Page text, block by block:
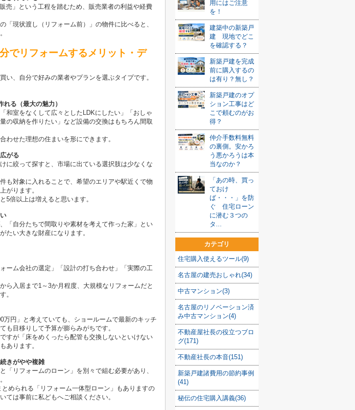
売」という工程を踏むため、販売業者の利益や経費
「現状渡し（リフォーム前）」の物件に比べると、
でリフォームするメリット・デ
い、自分で好みの業者やプランを選ぶタイプです。
る（最大の魅力）
和室をなくして広々としたLDKにしたい」「おしゃ
の収納を作りたい」など設備の交換はもちろん間取
わせた理想の住まいを形にできます。
がる
に絞って探すと、市場に出ている選択肢は少なくな
も対象に入れることで、希望のエリアや駅近くで物
がります。
5倍以上は増えると思います。
「自分たちで間取りや素材を考えて作った家」とい
たい大きな財産になります。
ーム会社の選定」「設計の打ち合わせ」「実際の工
ら入居まで1～3か月程度、大規模なリフォームだと
。
万円」と考えていても、ショールームで最新のキッチ
も目移りして予算が膨らみがちです。
すが「床をめくったら配管も交換しないといけない
あります。
きがやや複雑
「リフォームのローン」を別々で組む必要があり、
められる「リフォーム一体型ローン」もありますの
ては事前に私どもへご相談ください。
用にはご注意
を！
建築中の新築戸
建 現地でどこ
を確認する？
新築戸建を完成
前に購入するの
は有り？無し？
新築戸建のオプ
ション工事はど
こで頼むのがお
得？
仲介手数料無料
の裏側。安かろ
う悪かろうは本
当なのか？
「あの時、買っ
ておけ
ば・・・」を防
ぐ 住宅ローン
に潜む３つの
タ...
カテゴリ
住宅購入使えるツール(9)
名古屋の建売おしゃれ(34)
中古マンション(3)
名古屋のリノベーション済
み中古マンション(4)
不動産屋社長の役立つブロ
グ(171)
不動産社長の本音(151)
新築戸建諸費用の節約事例
(41)
秘伝の住宅購入講義(36)